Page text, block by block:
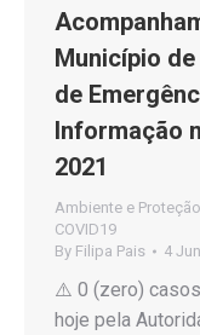
Município
de
Informação
2021
Ambiente e
COVID19
By Filipa Pais 4
⚠️ 0 (zero)
hoje pela